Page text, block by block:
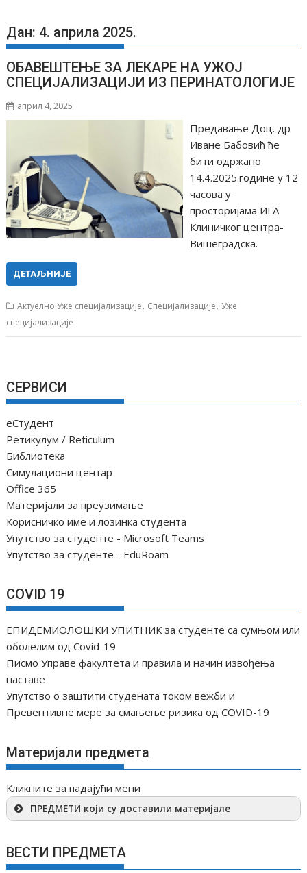
Дан: 4. априла 2025.
ОБАВЕШТЕЊЕ ЗА ЛЕКАРЕ НА УЖОЈ
СПЕЦИЈАЛИЗАЦИЈИ ИЗ ПЕРИНАТОЛОГИЈЕ
април 4, 2025
Предавање Доц. др
Иване Бабовић ће
бити одржано
14.4.2025.године у 12
часова у
просторијама ИГА
Клиничког центра-
Вишеградска.
ДЕТАЉНИЈЕ
Актуелно Уже специјализације, Специјализације,Уже
специјализације
СЕРВИСИ
еСтудент
Ретикулум / Reticulum
Библиотека
Симулациони центар
Office 365
Материјали за преузимање
Корисничко име и лозинка студента
Упутство за студенте - Microsoft Teams
Упутство за студенте - EduRoam
COVID 19
ЕПИДЕМИОЛОШКИ УПИТНИК за студенте са сумњом или
оболелим од Covid-19
Писмо Управе факултета и правила и начин извођења
наставе
Упутство о заштити студената током вежби и
Превентивне мере за смањење ризика од COVID-19
Материјали предмета
Кликните за падајући мени
ПРЕДМЕТИ који су доставили материјале
ВЕСТИ ПРЕДМЕТА